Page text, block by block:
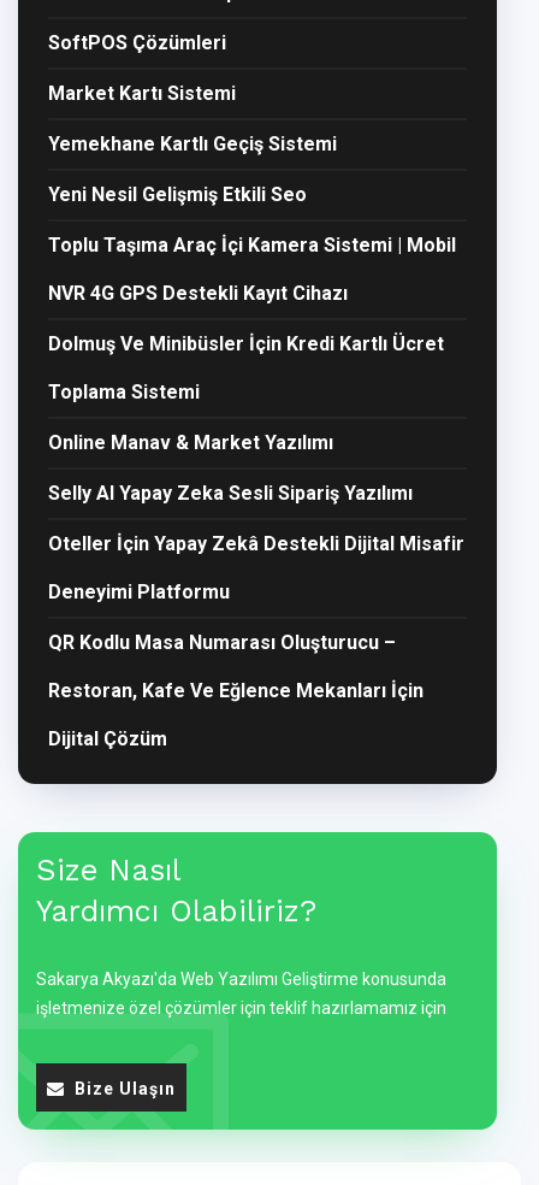
SoftPOS Çözümleri
Market Kartı Sistemi
Yemekhane Kartlı Geçiş Sistemi
Yeni Nesil Gelişmiş Etkili Seo
Toplu Taşıma Araç İçi Kamera Sistemi | Mobil
NVR 4G GPS Destekli Kayıt Cihazı
Dolmuş Ve Minibüsler İçin Kredi Kartlı Ücret
Toplama Sistemi
Online Manav & Market Yazılımı
Selly AI Yapay Zeka Sesli Sipariş Yazılımı
Oteller İçin Yapay Zekâ Destekli Dijital Misafir
Deneyimi Platformu
QR Kodlu Masa Numarası Oluşturucu –
Restoran, Kafe Ve Eğlence Mekanları İçin
Dijital Çözüm
Size Nasıl
Yardımcı Olabiliriz?
Sakarya Akyazı'da Web Yazılımı Geliştirme konusunda
işletmenize özel çözümler için teklif hazırlamamız için
Bize Ulaşın